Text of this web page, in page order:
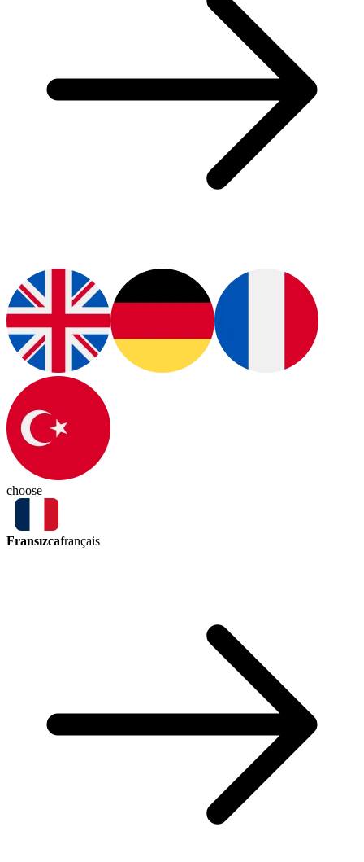
choose
Fransızcafrançais